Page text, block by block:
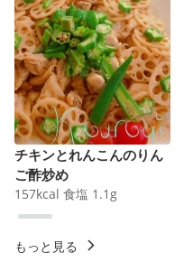
チキンとれんこんのりん
ご酢炒め
157kcal 食塩 1.1 g
もっと見る